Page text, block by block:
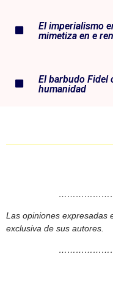
El imperialismo
mimetiza en e
El barbudo Fidel
humanidad
Las opiniones expresadas
exclusiva de sus autores.